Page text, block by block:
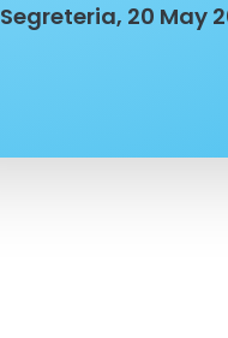
Segreteria, 20 May